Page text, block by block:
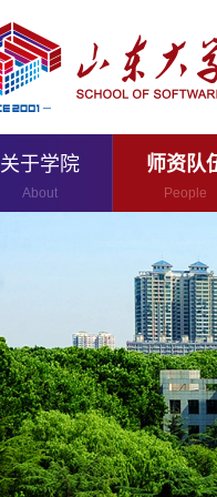
关于学院
About
师资队
People